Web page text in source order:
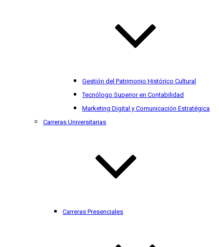
Gestión del Patrimonio Histórico Cultural
Tecnólogo Superior en Contabilidad
Marketing Digital y Comunicación Estratégica
Carreras Universitarias
Carreras Presenciales